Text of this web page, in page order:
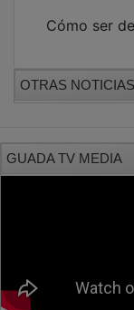
Cómo ser
OTRAS NOTICIAS
GUADA TV MEDIA